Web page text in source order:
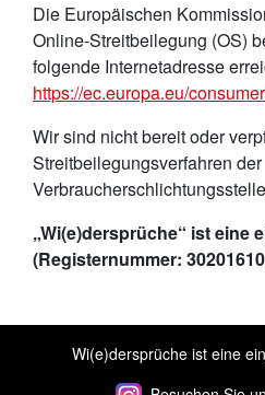
Die Europäischen
Online-Streitbeilegung (OS)
folgende Internetadresse
https://ec.europa.eu/
Wir sind nicht bereit oder
Streitbeilegungsverfahren der
„Wi(e)dersprüche“ ist eine
(Registernummer:
Wi(e)dersprüche ist eine